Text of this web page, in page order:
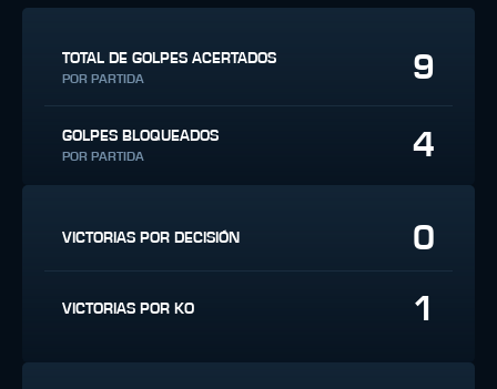
TOTAL DE GOLPES ACERTADOS
POR PARTIDA 9
GOLPES BLOQUEADOS
POR PARTIDA 4
VICTORIAS POR DECISIÓN 0
VICTORIAS POR KO 1